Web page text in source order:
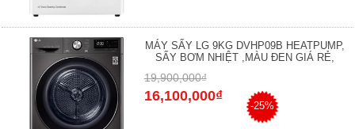
MÁY SẤY LG 9KG DVHP09B HEATPUMP,
SẤY BƠM NHIỆT ,MÀU ĐEN GIÁ RẺ,
19,900,000₫
16,100,000₫
-25%